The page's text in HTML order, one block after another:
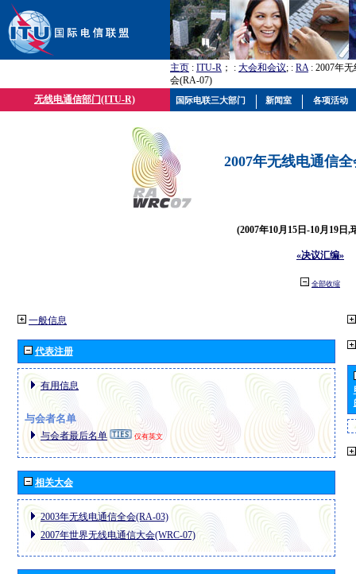
主页 : ITU-R ； : 大会和会议; : RA: 2007年
会(RA-07)
无线电通信部门(ITU-R)
2007年无线电通信
(2007年10月15日-10月19日,
«决议汇编»
全部收缩
一般信息
代表注册
有用信息
与会者名单
与会者最后名单 仅有英文
相关大会
2003年无线电通信全会(RA-03)
2007年世界无线电通信大会(WRC-07)
国际电联三大部门 新闻室 各项活动